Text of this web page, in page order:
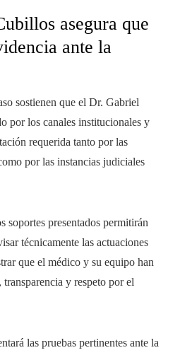
asegura que
ante la
sostienen que el Dr. Gabriel
por los canales institucionales y
requerida tanto por las
por las instancias judiciales
soportes presentados permitirán
técnicamente las actuaciones
que el médico y su equipo han
y respeto por el
las pruebas pertinentes ante la